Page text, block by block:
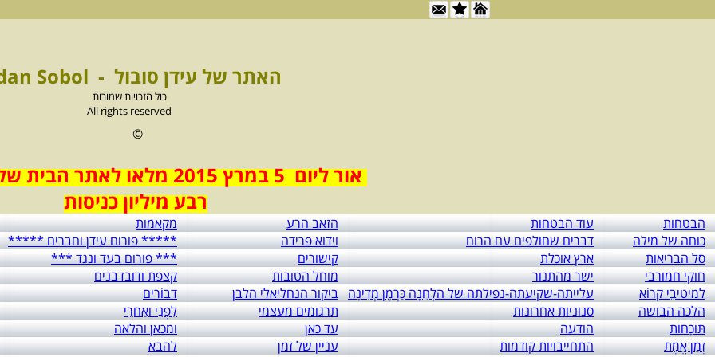
האתר של עידן סובול - Idan Sobol
כול הזכויות שמורות
©
אור ליום 5 במרץ 2015 מלאו לאתר הבית של עידן סובול
רבע מיליון כניסות
הבטחות עוד הבטחות הזאב הרע מקאמות
כוחה של מילה
דברים שחולפים עם הרוח וידוא פרידה ***** פורום עידן וחברים *****
סל הבריאות
ארץ אוכלת קישורים *** פורום בעד ונגד ***
חוקי חמורבי
ישר מהתנור מוחל הטובות קצפת ודובדבנים
למיטיבֵי קרוֹא
עלייתה-שקיעתה-נפילתה של הלְחֵנָה כַּרְמֶן מְדִינָה ביקור הנחליאלי הלבן דבוֹרים
הלכה הבושה
סנוניות אחרונות תרגומים מעצמי לִפְנֵי ואַחרֵי
תּוֹכָחוֹת
הודעה עד כאן ומכאן והלאה
זְמַן אֱמֶת
התחייבויות קודמות עניין של זמן להבא